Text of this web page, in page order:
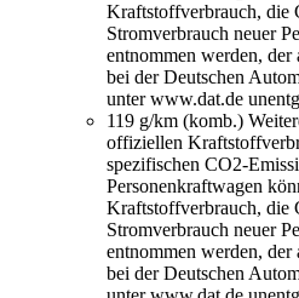
Kraftstoffverbrauch, die
Stromverbrauch neuer
entnommen werden, der
bei der Deutschen
unter www.dat.de
119 g/km (komb.)
offiziellen
spezifischen CO2-
Personenkraftwagen
Kraftstoffverbrauch, die
Stromverbrauch neuer
entnommen werden, der
bei der Deutschen